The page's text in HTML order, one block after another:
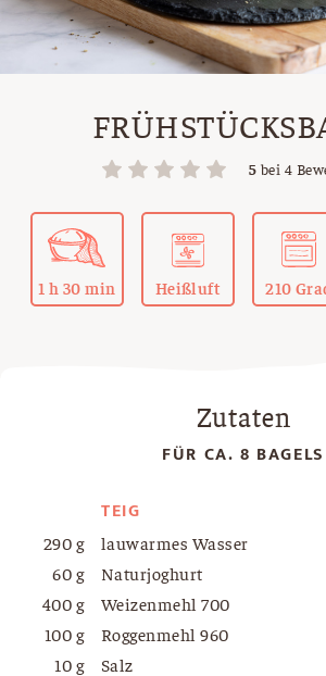
5 bei 4
1 h 30 min Heißluft 210
Zutaten
FÜR CA. 8 BAGELS
TEIG
290 g
lauwarmes Wasser
60 g
Naturjoghurt
400 g
Weizenmehl 700
100 g
Roggenmehl 960
10 g
Salz